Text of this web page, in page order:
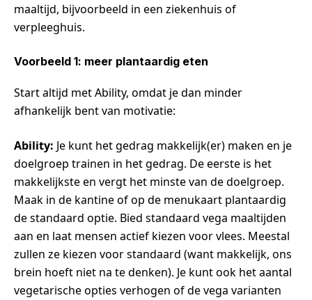
maaltijd, bijvoorbeeld in een ziekenhuis of
verpleeghuis.
Voorbeeld 1: meer plantaardig eten
Start altijd met Ability, omdat je dan minder
afhankelijk bent van motivatie:
Ability: Je kunt het gedrag makkelijk(er) maken en je
doelgroep trainen in het gedrag. De eerste is het
makkelijkste en vergt het minste van de doelgroep.
Maak in de kantine of op de menukaart plantaardig
de standaard optie. Bied standaard vega maaltijden
aan en laat mensen actief kiezen voor vlees. Meestal
zullen ze kiezen voor standaard (want makkelijk, ons
brein hoeft niet na te denken). Je kunt ook het aantal
vegetarische opties verhogen of de vega varianten